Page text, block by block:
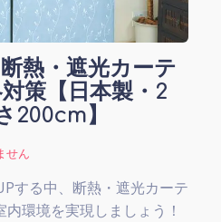
熱・遮光カーテ
策【日本製・2
200cm】
せん
する中、断熱・遮光カーテ
環境を実現しましょう！